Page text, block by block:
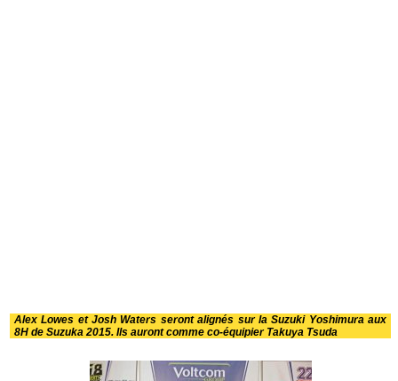
Alex Lowes et Josh Waters seront alignés sur la Suzuki Yoshimura aux
8H de Suzuka 2015. Ils auront comme co-équipier Takuya Tsuda